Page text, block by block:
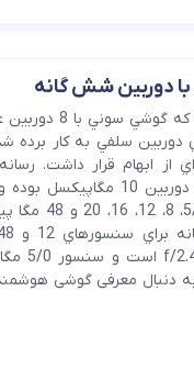
اجاق
توستر
چرخ
دوربین شش گانه
البته براساس شايعات
سلفي به كار برده
از ابهام قرار داشت.
مگاپيسكل آن را
معرفی گوشی